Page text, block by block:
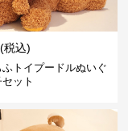
(税込)
トイプードルぬいぐ
ット